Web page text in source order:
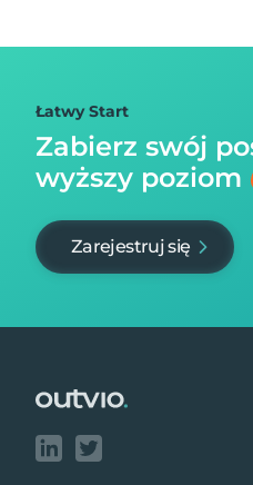
Łatwy Start
Zabierz swój
wyższy poziom
Zarejestruj się